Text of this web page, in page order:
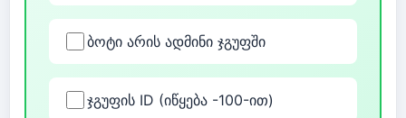
ბოტი არის ადმინი ჯგუფში
ჯგუფის ID (იწყება -100-ით)